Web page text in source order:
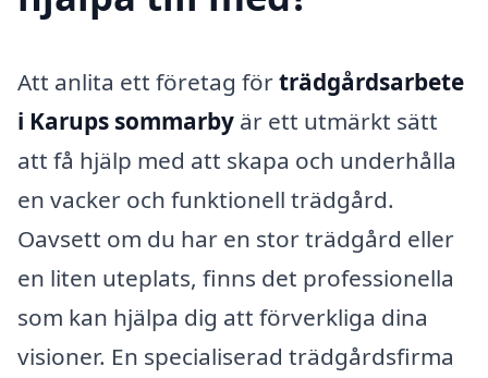
Att anlita ett företag förträdgårdsarbete
i Karups sommarby är ett utmärkt sätt
att få hjälp med att skapa och underhålla
en vacker och funktionell trädgård.
Oavsett om du har en stor trädgård eller
en liten uteplats, finns det professionella
som kan hjälpa dig att förverkliga dina
visioner. En specialiserad trädgårdsfirma